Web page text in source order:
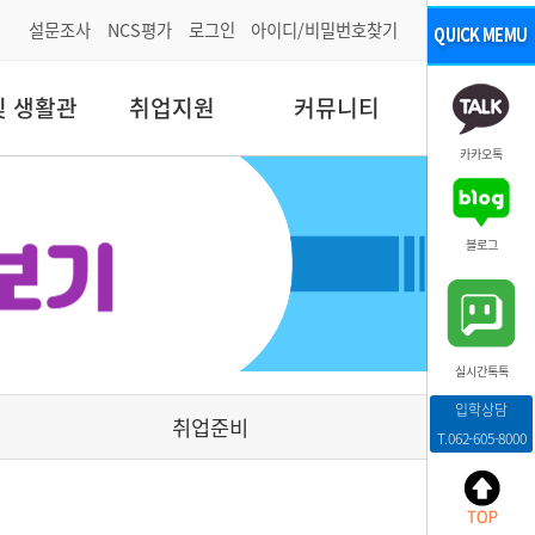
설문조사 NCS평가 로그인 아이디/비밀번호찾기
생활관 취업지원 커뮤니티
취업준비
카카오톡
블로그
실시간톡톡
입학상담
T.062-605-8000